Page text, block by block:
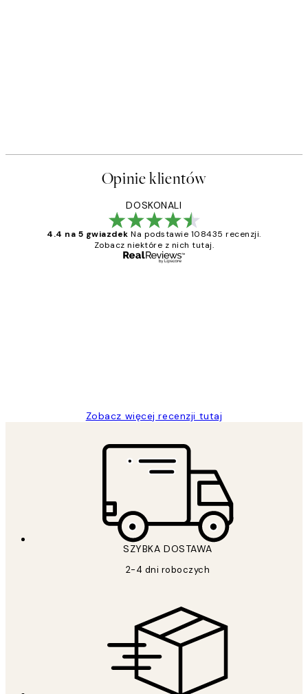
Opinie klientów
DOSKONALI
4.4 na 5 gwiazdek Na podstawie 108435 recenzji.
Zobacz niektóre z nich tutaj.
Zobacz więcej recenzji tutaj
SZYBKA DOSTAWA
2-4 dni roboczych